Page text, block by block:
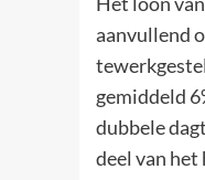
aanvullend
gemiddeld
dubbele
deel van